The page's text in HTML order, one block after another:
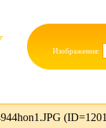
Изображения: